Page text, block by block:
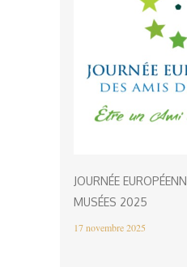
JOURNÉE
MUSÉES 2025
17 novembre 2025